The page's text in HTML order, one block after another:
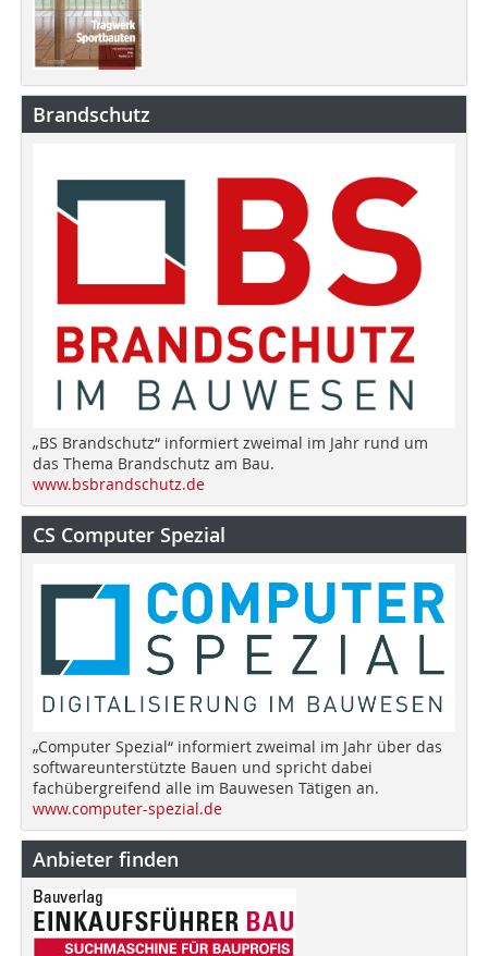
Brandschutz
„BS Brandschutz“ informiert zweimal im Jahr rund um
das Thema Brandschutz am Bau.
www.bsbrandschutz.de
CS Computer Spezial
„Computer Spezial“ informiert zweimal im Jahr über das
softwareunterstützte Bauen und spricht dabei
fachübergreifend alle im Bauwesen Tätigen an.
www.computer-spezial.de
Anbieter finden